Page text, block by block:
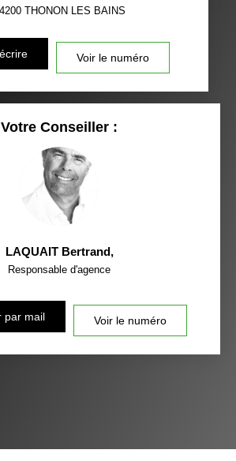
THONON LES BAINS
Voir le numéro
Votre Conseiller :
LAQUAIT Bertrand,
Responsable d'agence
par mail Voir le numéro